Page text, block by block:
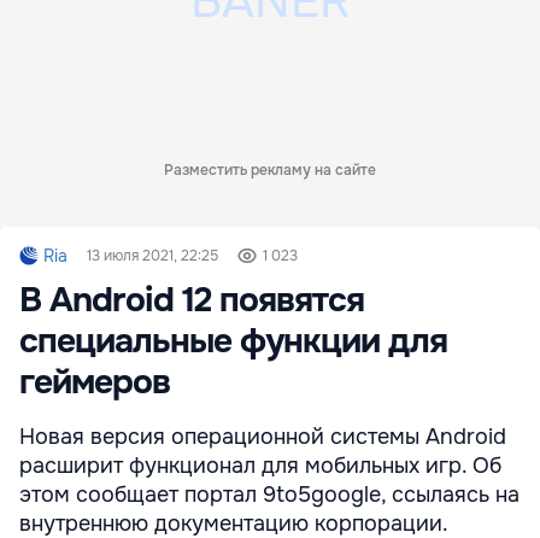
Разместить рекламу на сайте
Ria 13 июля 2021, 22:25 1 023
В Android 12 появятся
специальные функции для
геймеров
Новая версия операционной системы Android
расширит функционал для мобильных игр. Об
этом сообщает портал 9to5google, ссылаясь на
внутреннюю документацию корпорации.